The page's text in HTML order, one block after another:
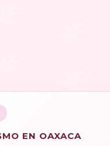
EN OAXACA